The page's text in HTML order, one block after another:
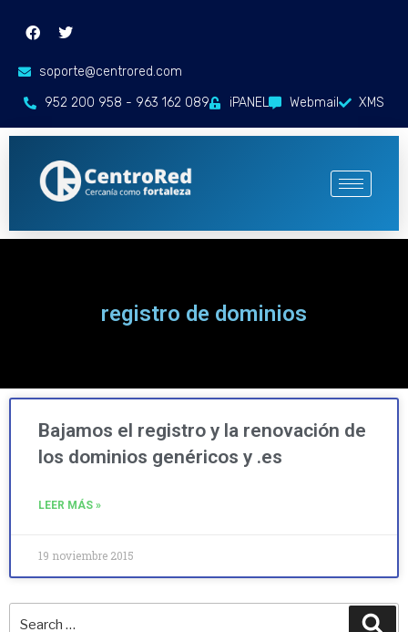
soporte@centrored.com
952 200 958 - 963 162 089
iPANEL Webmail XMS
registro de dominios
Bajamos el registro y la renovación de
los dominios genéricos y .es
LEER MÁS »
19 noviembre 2015